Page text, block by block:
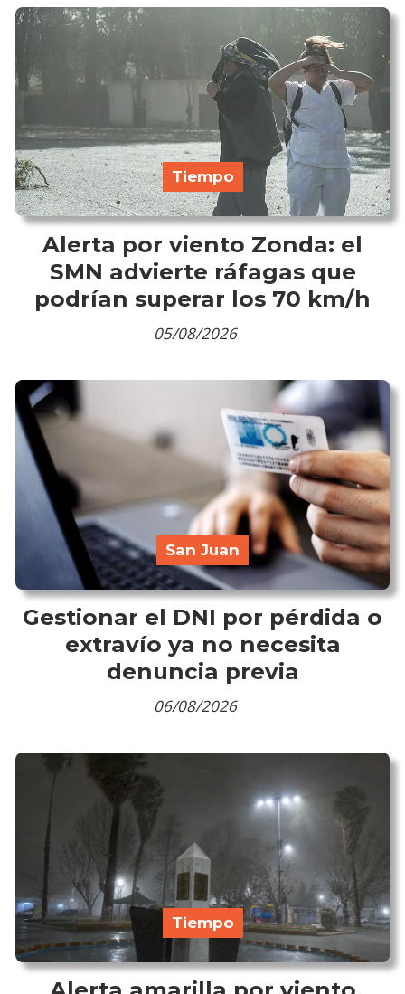
Alerta por viento Zonda: el
SMN advierte ráfagas que
podrían superar los 70 km/h
Tiempo
05/08/2026
Gestionar el DNI por pérdida o
extravío ya no necesita
denuncia previa
San Juan
06/08/2026
Tiempo